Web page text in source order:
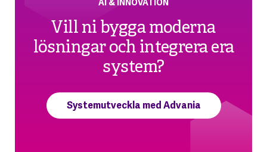
AI & INNOVATION
Vill ni bygga moderna
lösningar och integrera era
system?
Systemutveckla med Advania